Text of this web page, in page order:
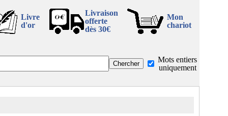
Livre
d'or
Livraison
offerte
dès 30€
Mon
chariot
Mots entiers
uniquement